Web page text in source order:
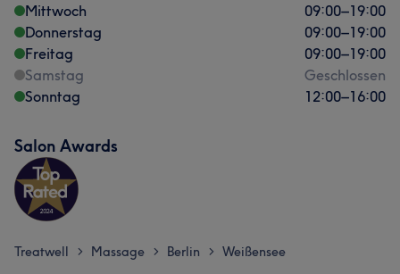
Mittwoch
09:00–19:00
Donnerstag
09:00–19:00
Freitag
09:00–19:00
Samstag
Geschlossen
Sonntag
12:00–16:00
Salon Awards
Treatwell > Massage > Berlin > Weißensee